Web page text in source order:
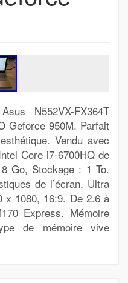
N552VX-FX364T
Geforce 950M. Parfait
Vendu avec
Core i7-6700HQ de
Go, Stockage : 1 To.
de l’écran. Ultra
x 1080, 16:9. De 2.6 à
Express. Mémoire
de mémoire vive